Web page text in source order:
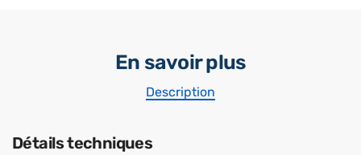
En savoir plus
Description
Détails techniques